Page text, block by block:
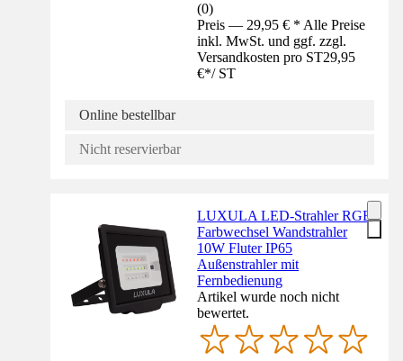
(0)
Preis — 29,95 € * Alle Preise
inkl. MwSt. und ggf. zzgl.
Versandkosten pro ST29,95
€*/ ST
Online bestellbar
Nicht reservierbar
LUXULA LED-Strahler RGB
Farbwechsel Wandstrahler
10W Fluter IP65
Außenstrahler mit
Fernbedienung
Artikel wurde noch nicht
bewertet.